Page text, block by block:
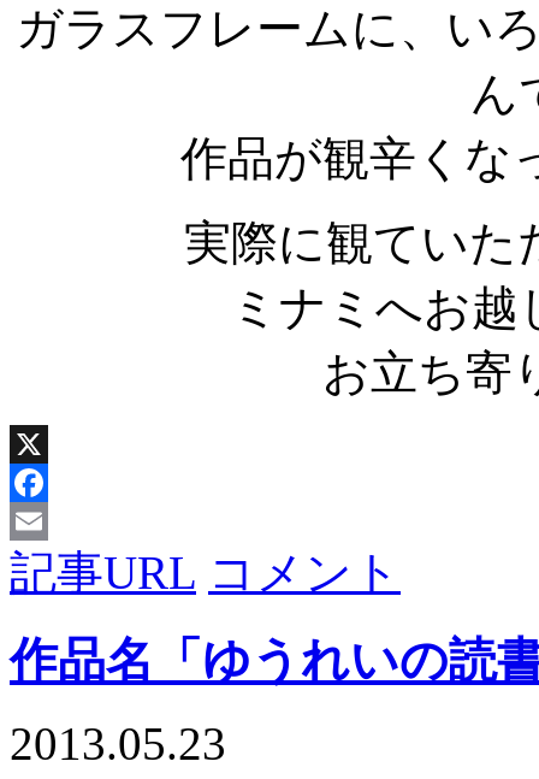
ガラスフレームに、い
ん
作品が観辛くな
実際に観ていた
ミナミへお越
お立ち寄
X
Facebook
Email
記事URL コメント
作品名「ゆうれいの読
2013.05.23